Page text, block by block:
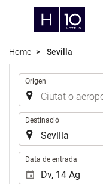
Home Sevilla
Trajecte
Origen
Destinació
Data de entrada